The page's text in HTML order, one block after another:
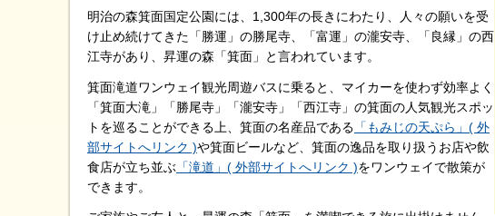
明治の森箕面国定公園には、1,300年の長きにわたり、人々の願いを受
け止め続けてきた「勝運」の勝尾寺、「富運」の瀧安寺、「良縁」の西
江寺があり、昇運の森「箕面」と言われています。
箕面滝道ワンウェイ観光周遊バスに乗ると、マイカーを使わず効率よく
「箕面大滝」「勝尾寺」「瀧安寺」「西江寺」の箕面の人気観光スポッ
トを巡ることができる上、箕面の名産品である 「もみじの天ぷら」( 外
部サイトへリンク )や箕面ビールなど、箕面の逸品を取り扱うお店や飲
食店が立ち並ぶ 「滝道」( 外部サイトへリンク )をワンウェイで散策が
できます。